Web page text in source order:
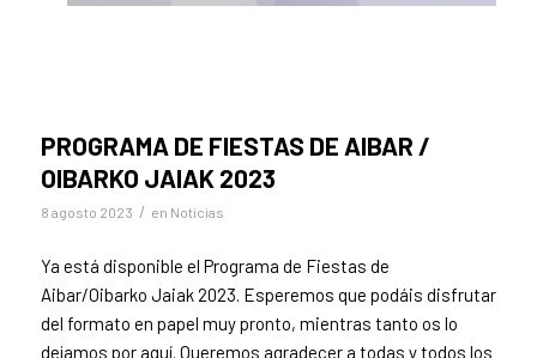
PROGRAMA DE FIESTAS DE AIBAR /
OIBARKO JAIAK 2023
8 agosto 2023 / en Noticias
Ya está disponible el Programa de Fiestas de
Aibar/Oibarko Jaiak 2023. Esperemos que podáis disfrutar
del formato en papel muy pronto, mientras tanto os lo
dejamos por aquí. Queremos agradecer a todas y todos los